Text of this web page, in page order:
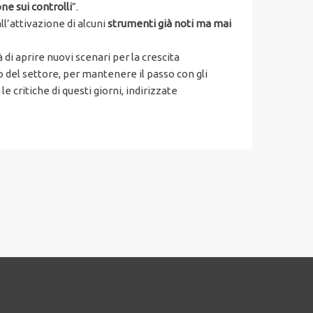
sui controlli”.
di alcunistrumenti già noti ma mai
di aprire nuovi scenari per la crescita
settore, per mantenere il passo con gli
critiche di questi giorni, indirizzate